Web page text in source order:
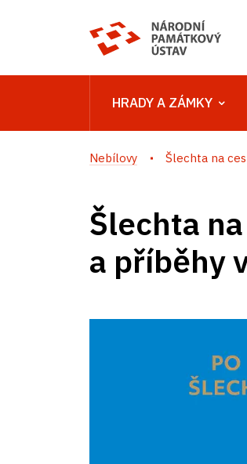
HRADY A ZÁMKY
Nebílovy Šlechta na
Šlechta
a příběhy